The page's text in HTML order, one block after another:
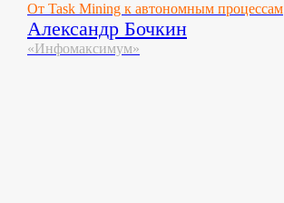
От Task Mining к автономным процессам
Александр Бочкин
«Инфомаксимум»